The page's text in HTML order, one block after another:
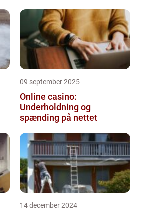
09 september 2025
Online casino:
Underholdning og
spænding på nettet
14 december 2024